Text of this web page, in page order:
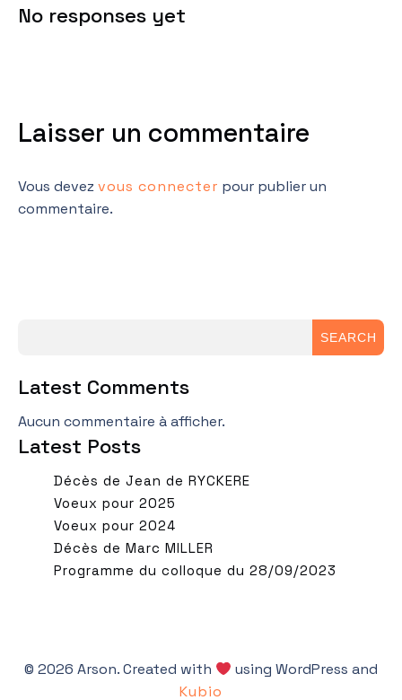
No responses yet
Laisser un commentaire
Vous devezvous connecter pour publier un
commentaire.
SEARCH
Latest Comments
Aucun commentaire à afficher.
Latest Posts
Décès de Jean de RYCKERE
Voeux pour 2025
Voeux pour 2024
Décès de Marc MILLER
Programme du colloque du 28/09/2023
© 2026 Arson. Created with
using WordPress and
Kubio